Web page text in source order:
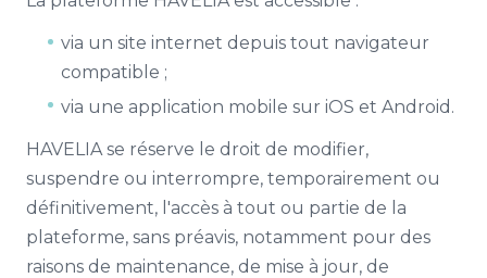
via un site internet depuis tout navigateur
compatible ;
via une application mobile sur iOS et Android.
HAVELIA se réserve le droit de modifier,
suspendre ou interrompre, temporairement ou
définitivement, l'accès à tout ou partie de la
plateforme, sans préavis, notamment pour des
raisons de maintenance, de mise à jour, de